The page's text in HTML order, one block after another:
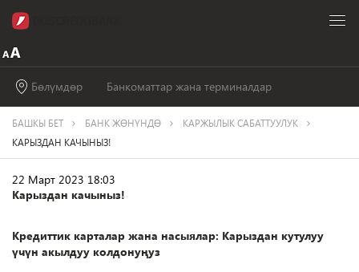
Бөлүмдөр Банкоматтар жана терминалдар
БАШКЫ БЕТ БАНК ЖӨНҮНДӨ
КАРЖЫЛЫК САБАТТУУЛУК
КАРЫЗДАН КАЧЫНЫЗ!
22 Март 2023 18:03
Карыздан качыныз!
Кредиттик карталар жана насыялар: Карыздан кутулуу
үчүн акылдуу колдонуңуз